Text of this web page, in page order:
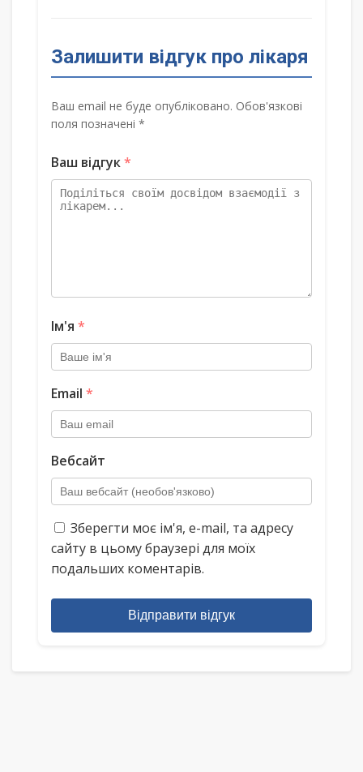
Залишити відгук про лікаря
Ваш email не буде опубліковано. Обов'язкові
поля позначені *
Ваш відгук*
Ім'я *
Email *
Вебсайт
Зберегти моє ім'я, e-mail, та адресу
сайту в цьому браузері для моїх
подальших коментарів.
Відправити відгук